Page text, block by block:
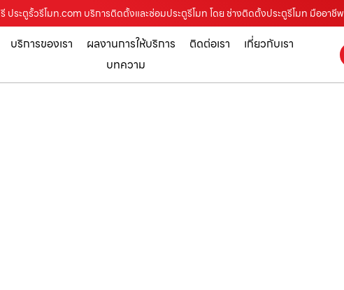
ประตูรั้วรีโมท.com บริการติดตั้งและซ่อมประตูรีโมท โดย ช่างติดตั้งประตูรีโมท มืออาชีพ
บริการของเรา ผลงานการให้บริการ ติดต่อเรา
เกี่ยวกับเรา
บทความ